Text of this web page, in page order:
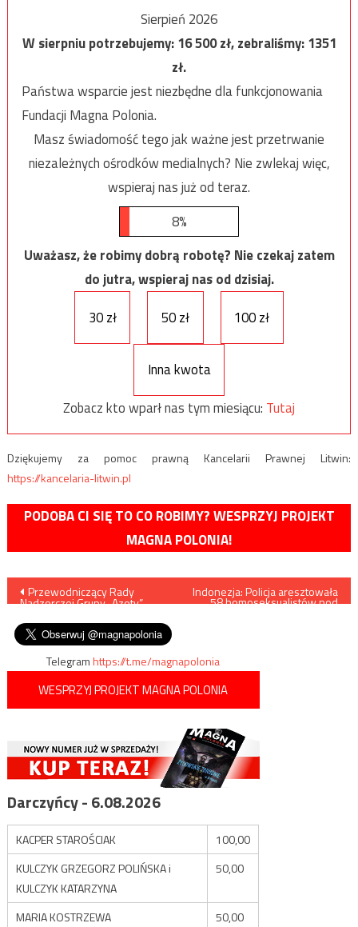
Sierpień 2026
W sierpniu potrzebujemy:16 500zł, zebraliśmy:1351
zł.
Państwa wsparcie jest niezbędne dla funkcjonowania
Fundacji Magna Polonia.
Masz świadomość tego jak ważne jest przetrwanie
niezależnych ośrodków medialnych? Nie zwlekaj więc,
wspieraj nas już od teraz.
8%
Uważasz, że robimy dobrą robotę? Nie czekaj zatem
do jutra, wspieraj nas od dzisiaj.
30 zł
50 zł 100 zł
Inna kwota
Zobacz kto wparł nas tym miesiącu: Tutaj
Dziękujemy za pomoc prawną Kancelarii Prawnej Litwin:
https://kancelaria-litwin.pl
PODOBA CI SIĘ TO CO ROBIMY? WESPRZYJ PROJEKT
MAGNA POLONIA!
Nawigacja
wpisu
Przewodniczący Rady
Nadzorczej Grupy „Azoty”
Indonezja: Policja aresztowała
58 homoseksualistów pod
Telegramhttps://t.me/magnapolonia
WESPRZYJ PROJEKT MAGNA POLONIA
Darczyńcy - 6.08.2026
KACPER STAROŚCIAK
100,00
KULCZYK GRZEGORZ POLIŃSKA i
KULCZYK KATARZYNA
50,00
MARIA KOSTRZEWA 50,00